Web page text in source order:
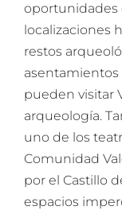
oportunidades
localizaciones
restos
asentamientos
pueden visitar
arqueología.
uno de los
Comunidad
por el Castillo
espacios